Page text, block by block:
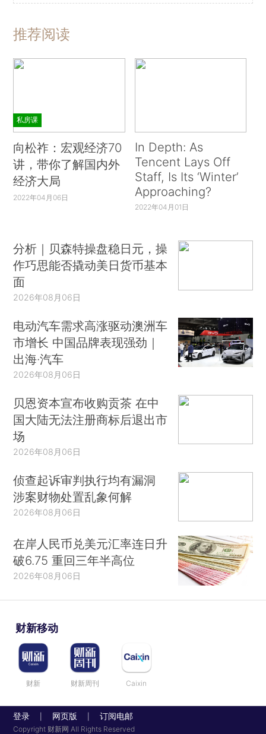
推荐阅读
私房课
向松祚：宏观经济70
讲，带你了解国内外
经济大局
2022年04月06日
In Depth: As
Tencent Lays Off
Staff, Is Its ‘Winter’
Approaching?
2022年04月01日
分析｜贝森特操盘稳日元，操
作巧思能否撬动美日货币基本
面
2026年08月06日
电动汽车需求高涨驱动澳洲车
市增长 中国品牌表现强劲｜
出海·汽车
2026年08月06日
贝恩资本宣布收购贡茶 在中
国大陆无法注册商标后退出市
场
2026年08月06日
侦查起诉审判执行均有漏洞
涉案财物处置乱象何解
2026年08月06日
在岸人民币兑美元汇率连日升
破6.75 重回三年半高位
2026年08月06日
财新移动
财新 财新周刊 Caixin
登录 网页版 订阅电邮
Copyright 财新网 All Rights Reserved